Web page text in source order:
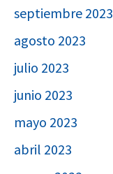
septiembre 2023
agosto 2023
julio 2023
junio 2023
mayo 2023
abril 2023